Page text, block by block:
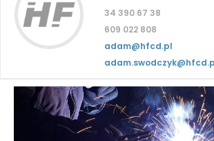
34 390 67 38
609 022 808
adam@hfcd.pl